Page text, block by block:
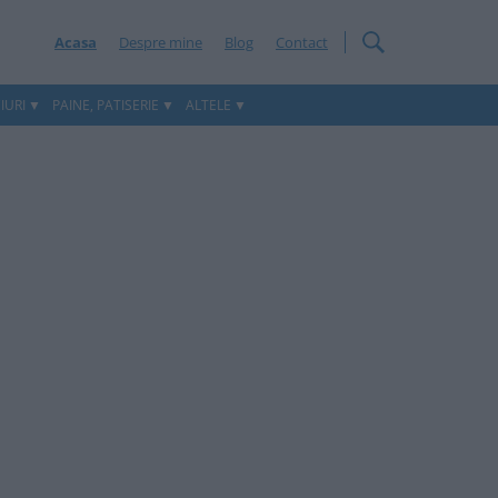
Acasa Despre mine Blog Contact
PAINE, PATISERIE ALTELE